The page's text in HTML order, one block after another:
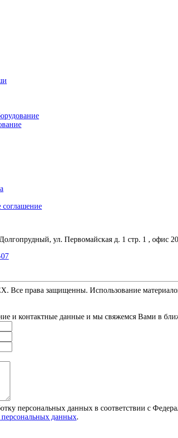
соглашение
ул. Первомайская д. 1 стр. 1 , офис
права защищенны. Использование
и контактные данные и мы свяжемся Вами в
персональных данных в соответствии с
персональных данных.